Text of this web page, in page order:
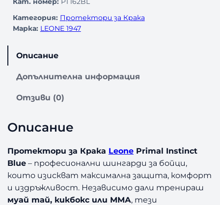
Категория: Протектори за Крака
Марка: LEONE 1947
Описание
Допълнителна информация
Отзиви (0)
Описание
Протектори за Крака Leone Primal Instinct
Blue – професионални шингарди за бойци,
които изискват максимална защита, комфорт
и издръжливост. Независимо дали тренираш
муай тай, кикбокс или ММА, тези